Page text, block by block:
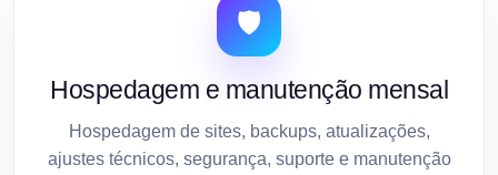
🛡️
Hospedagem e manutenção mensal
Hospedagem de sites, backups, atualizações,
ajustes técnicos, segurança, suporte e manutenção